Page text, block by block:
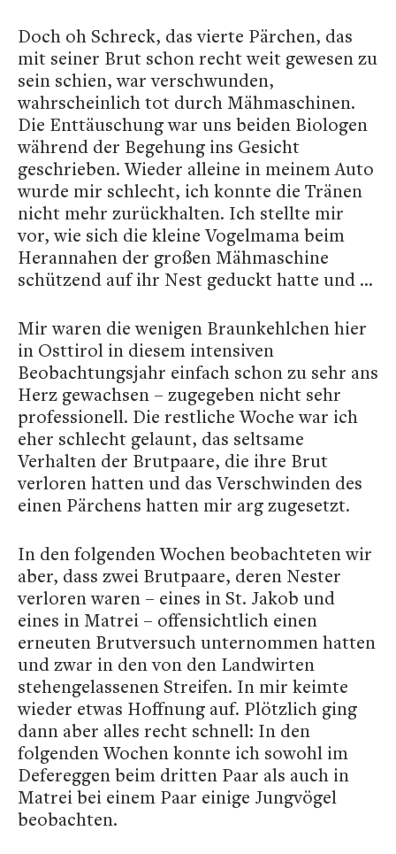
Doch oh Schreck, das vierte Pärchen, das
mit seiner Brut schon recht weit gewesen zu
sein schien, war verschwunden,
wahrscheinlich tot durch Mähmaschinen.
Die Enttäuschung war uns beiden Biologen
während der Begehung ins Gesicht
geschrieben. Wieder alleine in meinem Auto
wurde mir schlecht, ich konnte die Tränen
nicht mehr zurückhalten. Ich stellte mir
vor, wie sich die kleine Vogelmama beim
Herannahen der großen Mähmaschine
schützend auf ihr Nest geduckt hatte und …
Mir waren die wenigen Braunkehlchen hier
in Osttirol in diesem intensiven
Beobachtungsjahr einfach schon zu sehr ans
Herz gewachsen – zugegeben nicht sehr
professionell. Die restliche Woche war ich
eher schlecht gelaunt, das seltsame
Verhalten der Brutpaare, die ihre Brut
verloren hatten und das Verschwinden des
einen Pärchens hatten mir arg zugesetzt.
In den folgenden Wochen beobachteten wir
aber, dass zwei Brutpaare, deren Nester
verloren waren – eines in St. Jakob und
eines in Matrei – offensichtlich einen
erneuten Brutversuch unternommen hatten
und zwar in den von den Landwirten
stehengelassenen Streifen. In mir keimte
wieder etwas Hoffnung auf. Plötzlich ging
dann aber alles recht schnell: In den
folgenden Wochen konnte ich sowohl im
Defereggen beim dritten Paar als auch in
Matrei bei einem Paar einige Jungvögel
beobachten.